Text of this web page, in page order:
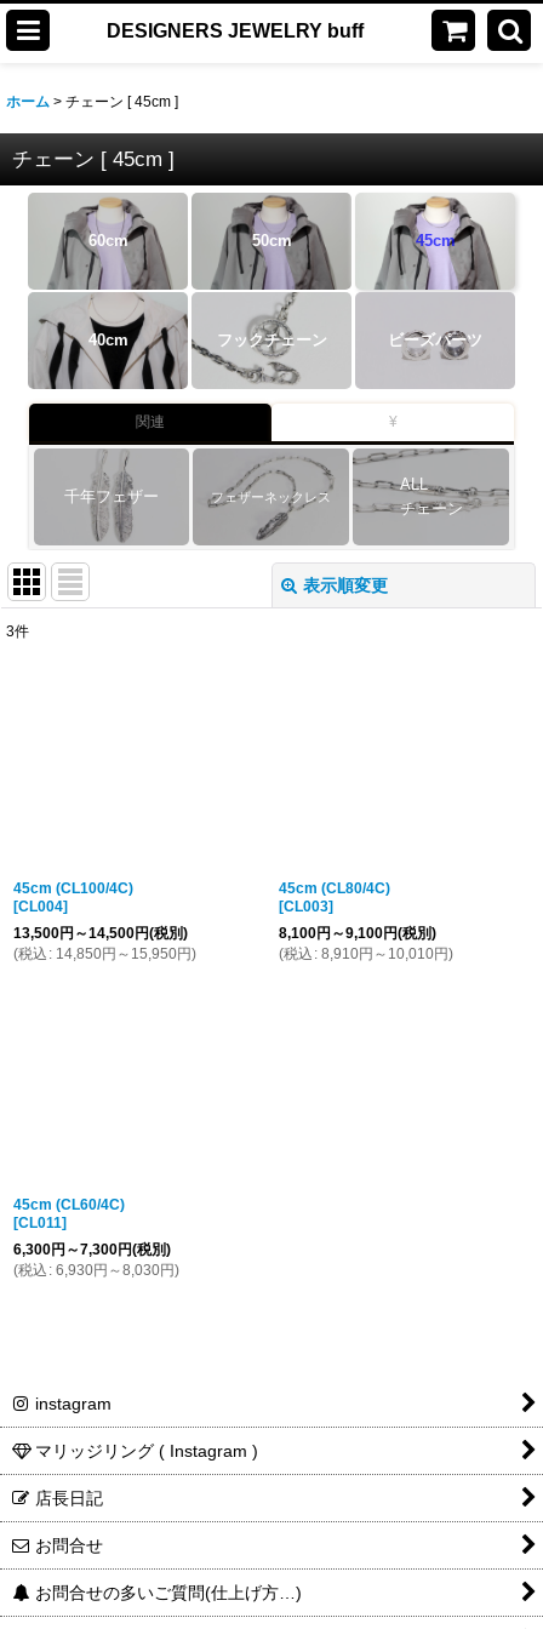
DESIGNERS JEWELRY buff
ホーム > チェーン [ 45cm ]
チェーン [ 45cm ]
60cm 50cm 45cm
40cm フックチェーン ビーズパーツ
関連 ¥
千年フェザー フェザーネックレス
ALL
チェーン
表示順変更
3件
45cm (CL100/4C)
[CL004]
13,500円 ～14,500円(税別)
(税込 : 14,850円 ～15,950円)
45cm (CL80/4C)
[CL003]
8,100円 ～9,100円(税別)
(税込 : 8,910円 ～10,010円)
45cm (CL60/4C)
[CL011]
6,300円 ～7,300円(税別)
(税込 : 6,930円 ～8,030円)
instagram
マリッジリング ( Instagram )
店長日記
お問合せ
お問合せの多いご質問(仕上げ方…)